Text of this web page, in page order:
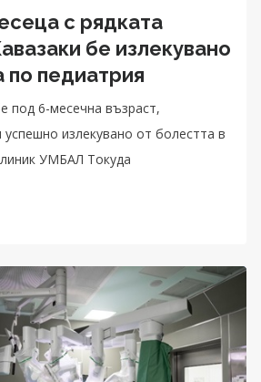
с рядката
бе излекувано
по педиатрия
под 6-месечна възраст,
успешно излекувано от болестта в
УМБАЛ Токуда